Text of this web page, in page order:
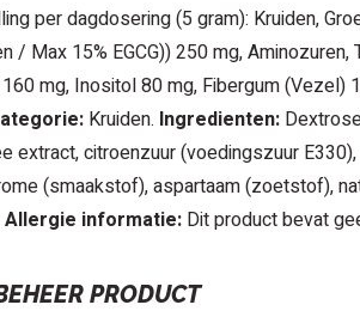
per dagdosering (5 gram): Kruiden,
/ Max 15% EGCG)) 250 mg, Aminozuren,
mg, Inositol 80 mg, Fibergum (Vezel)
Kruiden. Ingredienten:
extract, citroenzuur (voedingszuur
(smaakstof), aspartaam (zoetstof),
Allergie informatie: Dit product bevat
PRODUCT